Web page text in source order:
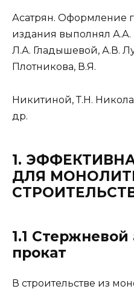
Асатрян. Оформление
издания выполнял А.А.
Л.А. Гладышевой, А.В.
Плотникова, В.Я.
Никитиной, Т.Н.
др.
1.
ДЛЯ
1.1
прокат
В строительстве из